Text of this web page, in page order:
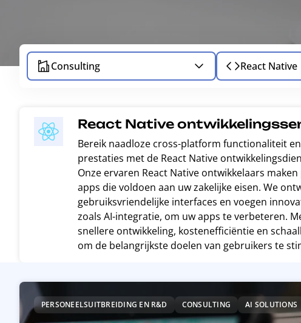
Consulting React Native
React Native
Bereik naadloze cross-platform functionaliteit
prestaties met de React Native
Onze ervaren React Native ontwikkelaars
apps die voldoen aan uw zakelijke eisen. We
gebruiksvriendelijke interfaces en voegen
zoals AI-integratie, om uw apps te verbeteren.
snellere ontwikkeling, kostenefficiëntie en
om de belangrijkste doelen van gebruikers te
R
e
a
PERSONEELSUITBREIDING EN R&D CONSULTING AI SOLUTIONS